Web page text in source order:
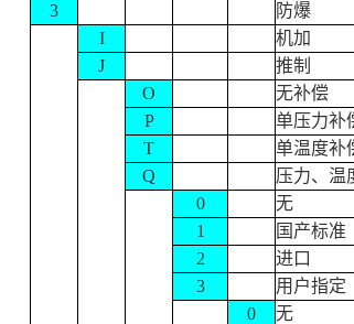
3
防爆
I
机加
J
推制
O
无补偿
P
单压力补
T
单温度补
Q
压力、温
0
无
1
国产标准
2
进口
3
用户指定
0
无